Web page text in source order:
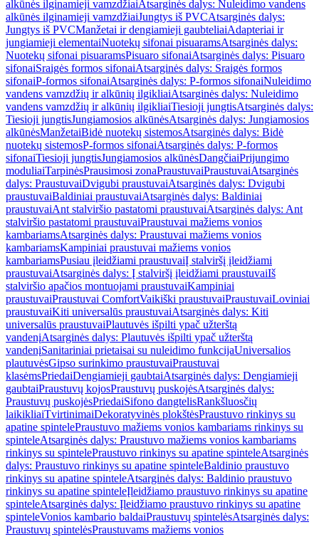
alkūnės ilginamieji vamzdžiaiAtsarginės dalys: Nuleidimo vandens
alkūnės ilginamieji vamzdžiaiJungtys iš PVCAtsarginės dalys:
Jungtys iš PVCManžetai ir dengiamieji gaubteliaiAdapteriai ir
jungiamieji elementaiNuotekų sifonai pisuaramsAtsarginės dalys:
Nuotekų sifonai pisuaramsPisuaro sifonaiAtsarginės dalys: Pisuaro
sifonaiSraigės formos sifonaiAtsarginės dalys: Sraigės formos
sifonaiP-formos sifonaiAtsarginės dalys: P-formos sifonaiNuleidimo
vandens vamzdžių ir alkūnių ilgikliaiAtsarginės dalys: Nuleidimo
vandens vamzdžių ir alkūnių ilgikliaiTiesioji jungtisAtsarginės dalys:
Tiesioji jungtisJungiamosios alkūnėsAtsarginės dalys: Jungiamosios
alkūnėsManžetaiBidė nuotekų sistemosAtsarginės dalys: Bidė
nuotekų sistemosP-formos sifonaiAtsarginės dalys: P-formos
sifonaiTiesioji jungtisJungiamosios alkūnėsDangčiaiPrijungimo
moduliaiTarpinėsPrausimosi zonaPraustuvaiPraustuvaiAtsarginės
dalys: PraustuvaiDvigubi praustuvaiAtsarginės dalys: Dvigubi
praustuvaiBaldiniai praustuvaiAtsarginės dalys: Baldiniai
praustuvaiAnt stalviršio pastatomi praustuvaiAtsarginės dalys: Ant
stalviršio pastatomi praustuvaiPraustuvai mažiems vonios
kambariamsAtsarginės dalys: Praustuvai mažiems vonios
kambariamsKampiniai praustuvai mažiems vonios
kambariamsPusiau įleidžiami praustuvaiĮ stalviršį įleidžiami
praustuvaiAtsarginės dalys: Į stalviršį įleidžiami praustuvaiIš
stalviršio apačios montuojami praustuvaiKampiniai
praustuvaiPraustuvai ComfortVaikiški praustuvaiPraustuvaiLoviniai
praustuvaiKiti universalūs praustuvaiAtsarginės dalys: Kiti
universalūs praustuvaiPlautuvės išpilti ypač užterštą
vandenįAtsarginės dalys: Plautuvės išpilti ypač užterštą
vandenįSanitariniai prietaisai su nuleidimo funkcijaUniversalios
plautuvėsGipso surinkimo praustuvaiPraustuvai
klasėmsPriedaiDengiamieji gaubtaiAtsarginės dalys: Dengiamieji
gaubtaiPraustuvų kojosPraustuvų puskojėsAtsarginės dalys:
Praustuvų puskojėsPriedaiSifono dangtelisRankšluosčių
laikikliaiTvirtinimaiDekoratyvinės plokštėsPraustuvo rinkinys su
apatine spintelePraustuvo mažiems vonios kambariams rinkinys su
spinteleAtsarginės dalys: Praustuvo mažiems vonios kambariams
rinkinys su spintelePraustuvo rinkinys su apatine spinteleAtsarginės
dalys: Praustuvo rinkinys su apatine spinteleBaldinio praustuvo
rinkinys su apatine spinteleAtsarginės dalys: Baldinio praustuvo
rinkinys su apatine spinteleĮleidžiamo praustuvo rinkinys su apatine
spinteleAtsarginės dalys: Įleidžiamo praustuvo rinkinys su apatine
spinteleVonios kambario baldaiPraustuvų spintelėsAtsarginės dalys:
Praustuvų spintelėsPraustuvams mažiems vonios